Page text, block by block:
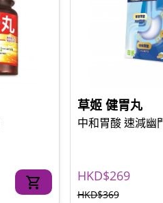
草姬 健胃丸
中和胃酸 速減幽
HKD$269
HKD$369